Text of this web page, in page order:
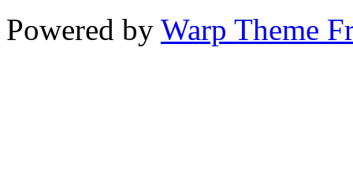
Powered by Warp Theme